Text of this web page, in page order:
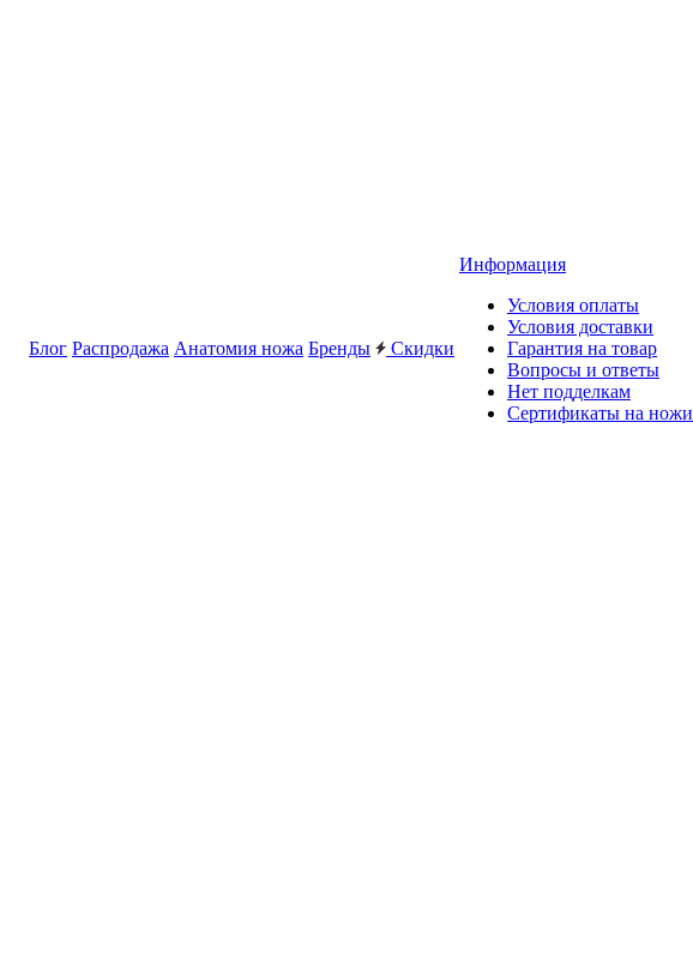
Блог Распродажа Анатомия ножа Бренды Скидки
Информация
Условия оплаты
Условия доставки
Гарантия на товар
Вопросы и ответы
Нет подделкам
Сертификаты на ножи